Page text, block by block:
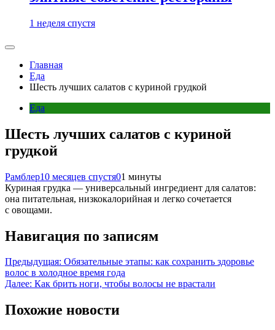
1 неделя спустя
Главная
Еда
Шесть лучших салатов с куриной грудкой
Еда
Шесть лучших салатов с куриной
грудкой
Рамблер10 месяцев спустя01 минуты
Куриная грудка — универсальный ингредиент для салатов:
она питательная, низкокалорийная и легко сочетается
с овощами.
Навигация по записям
Предыдущая: Обязательные этапы: как сохранить здоровье
волос в холодное время года
Далее: Как брить ноги, чтобы волосы не врастали
Похожие новости